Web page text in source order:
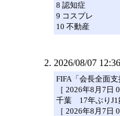
8 認知症
9 コスプレ
10 不動産
2026/08/07
FIFA「会長全面
［ 2026年8月7日
千葉 17年ぶりJ1
［ 2026年8月7日